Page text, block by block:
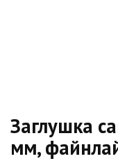
Заглушка
мм,